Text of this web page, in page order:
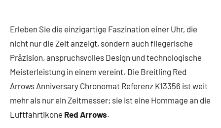
Erleben Sie die einzigartige Faszination einer Uhr, die
nicht nur die Zeit anzeigt, sondern auch fliegerische
Präzision, anspruchsvolles Design und technologische
Meisterleistung in einem vereint. Die Breitling Red
Arrows Anniversary Chronomat Referenz K13356 ist weit
mehr als nur ein Zeitmesser; sie ist eine Hommage an die
Luftfahrtikone Red Arrows.